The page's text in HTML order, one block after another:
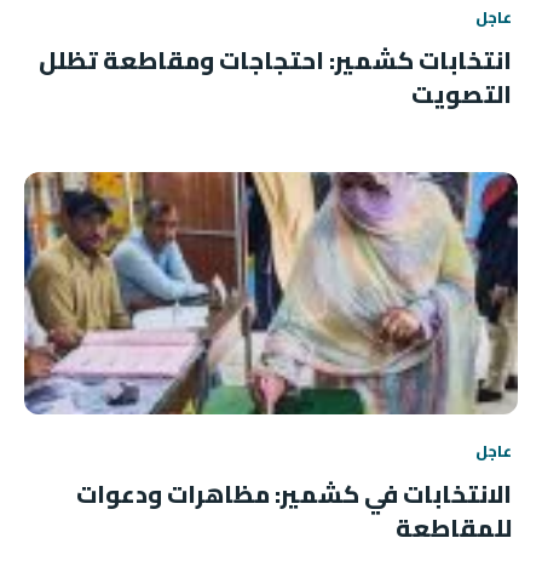
عاجل
انتخابات كشمير: احتجاجات ومقاطعة تظلل
التصويت
عاجل
الانتخابات في كشمير: مظاهرات ودعوات
للمقاطعة